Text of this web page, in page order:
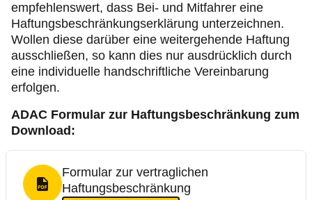
empfehlenswert, dass Bei- und Mitfahrer eine
Haftungsbeschränkungserklärung unterzeichnen.
Wollen diese darüber eine weitergehende Haftung
ausschließen, so kann dies nur ausdrücklich durch
eine individuelle handschriftliche Vereinbarung
erfolgen.
ADAC Formular zur Haftungsbeschränkung zum
Download:
PDF Format
Formular zur vertraglichen
Haftungsbeschränkung